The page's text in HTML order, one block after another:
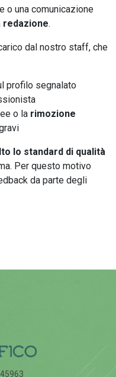
o una comunicazione
redazione.
dal nostro staff, che
profilo segnalato
o la rimozione
lo standard di qualità
Per questo motivo
da parte degli